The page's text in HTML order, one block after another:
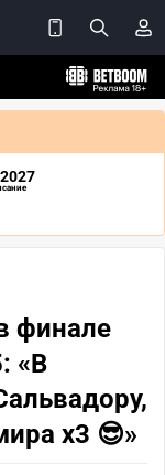
финале
«В
x3 😎»